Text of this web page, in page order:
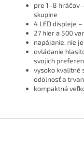
pre 1–8 hráčov
skupine
4 LED displeje
27 hier a 500
napájanie, nie
ovládanie
svojich
vysoko kvalitné
odolnosť a
kompaktná